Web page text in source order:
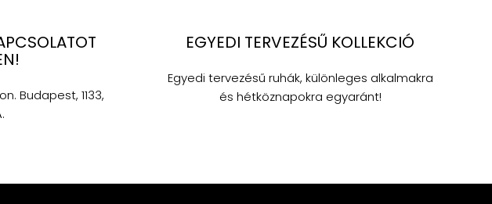
Budapest, 1133,
EGYEDI TERVEZÉSŰ KOLLEKCIÓ
Egyedi tervezésű ruhák, különleges alkalmakra
és hétköznapokra egyaránt!